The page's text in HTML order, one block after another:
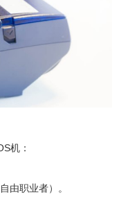
机：
由职业者）。